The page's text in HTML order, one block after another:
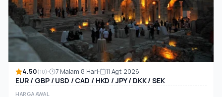
4.50(10) 7 Malam 8 Hari 11 Agt 2026
EUR / GBP / USD / CAD / HKD / JPY / DKK / SEK
HARGA AWAL